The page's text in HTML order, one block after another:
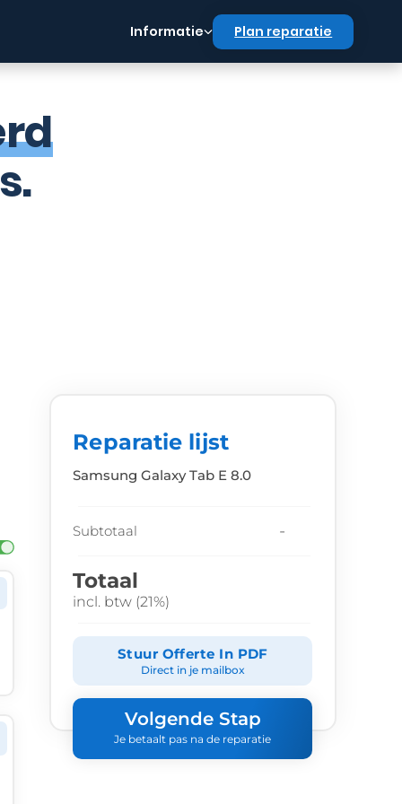
Informatie Plan reparatie
Reparatie lijst
Samsung Galaxy Tab E 8.0
Subtotaal -
Totaal
incl. btw (21%)
Stuur Offerte In PDF
Direct in je mailbox
Volgende Stap
Je betaalt pas na de reparatie